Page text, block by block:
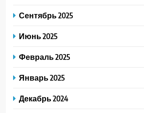
Сентябрь 2025
Июнь 2025
Февраль 2025
Январь 2025
Декабрь 2024